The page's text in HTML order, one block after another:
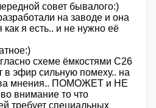
совет бывалого:)
на заводе и она
как я есть.. и не нужно её
схеме ёмкостями C26
в эфир сильную помеху.. на
мнения.. ПОМОЖЕТ и НЕ
внимание то что
требует специальных